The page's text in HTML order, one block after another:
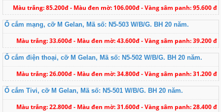
Màu trắng: 85.200đ - Màu đen mờ: 106.000đ - Vàng sâm panh: 95.600 đ
Ổ cắm mạng, cỡ M Gelan, Mã số: N5-503 W/B/G. BH 20 năm.
Màu trắng: 33.600đ - Màu đen mờ: 43.600đ - Vàng sâm panh: 39.200 đ
Ổ cắm điện thoại, cỡ M Gelan, Mã số: N5-502 W/B/G. BH 20 năm.
Màu trắng: 26.000đ - Màu đen mờ: 34.800đ - Vàng sâm panh: 31.200 đ
Ổ cắm Tivi, cỡ M Gelan, Mã số: N5-501 W/B/G. BH 20 năm.
Màu trắng: 22.800đ - Màu đen mờ: 31.600đ - Vàng sâm panh: 28.400 đ